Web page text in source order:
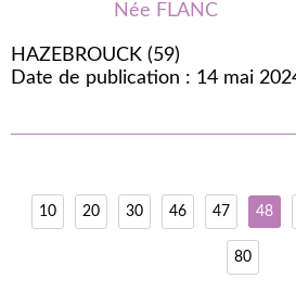
Née FLANC
HAZEBROUCK (59)
Date de publication : 14 mai
10 20 30 46 47 48
80